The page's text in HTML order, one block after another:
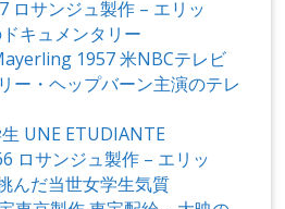
ロサンジュ製作 – エリッ
キュメンタリー
1957 米NBCテレビ
ー・ヘップバーン主演のテレ
UNE ETUDIANTE
ロサンジュ製作 – エリッ
んだ当世女学生気質